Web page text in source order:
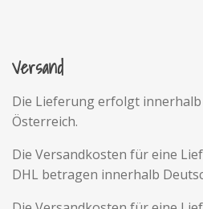
Versand
Die Lieferung erfolgt
Österreich.
Die Versandkosten für eine
DHL betragen innerhalb